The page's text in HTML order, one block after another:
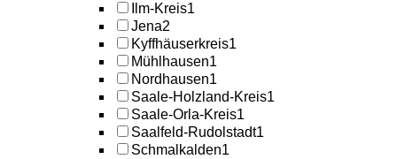
Ilm-Kreis1
Jena2
Kyffhäuserkreis1
Mühlhausen1
Nordhausen1
Saale-Holzland-Kreis1
Saale-Orla-Kreis1
Saalfeld-Rudolstadt1
Schmalkalden1